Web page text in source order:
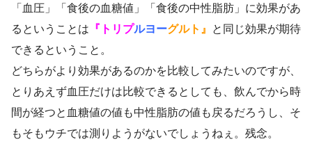
「血圧」「食後の血糖値」「食後の中性脂肪」に効果があ
るということは 『トリプルヨーグルト』
と同じ効果が期待
できるということ。
どちらがより効果があるのかを比較してみたいのですが、
とりあえず血圧だけは比較できるとしても、飲んでから時
間が経つと血糖値の値も中性脂肪の値も戻るだろうし、そ
もそもウチでは測りようがないでしょうねぇ。残念。